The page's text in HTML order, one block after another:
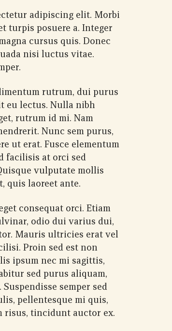
adipiscing elit. Morbi
turpis posuere a. Integer
cursus quis. Donec
nisi luctus vitae.
rutrum, dui purus
eu lectus. Nulla nibh
rutrum id mi. Nam
Nunc sem purus,
ut erat. Fusce elementum
facilisis at orci sed
vulputate mollis
quis laoreet ante.
consequat orci. Etiam
odio dui varius dui,
Mauris ultricies erat vel
Proin sed est non
ipsum nec mi sagittis,
sed purus aliquam,
semper sed
pellentesque mi quis,
risus, tincidunt auctor ex.